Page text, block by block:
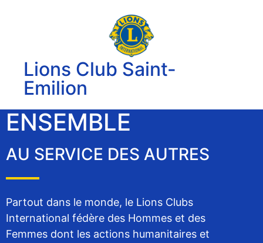
Lions Club Saint-
Emilion
ENSEMBLE
AU SERVICE DES AUTRES
Partout dans le monde, le Lions Clubs
International fédère des Hommes et des
Femmes dont les actions humanitaires et